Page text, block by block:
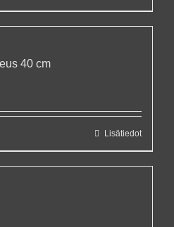
40 cm
Lisätiedot